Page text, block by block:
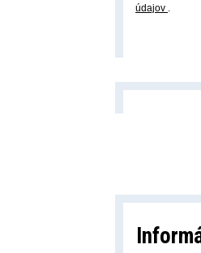
údajov .